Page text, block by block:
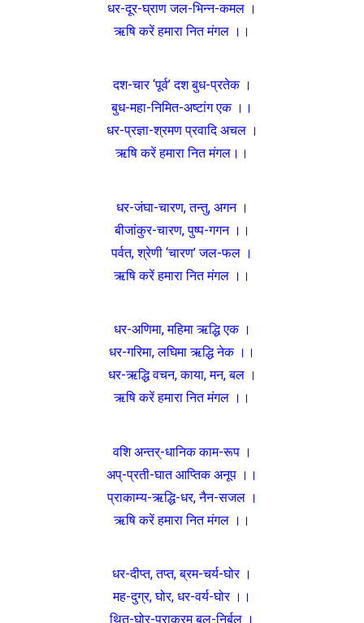
धर-दूर-घ्राण जल-भिन्न-कमल ।
ऋषि करें हमारा नित मंगल ।।
दश-चार ‘पूर्व’ दश बुध-प्रतेक ।
बुध-महा-निमित-अष्टांग एक ।।
धर-प्रज्ञा-श्रमण प्रवादि अचल ।
ऋषि करें हमारा नित मंगल।।
धर-जंघा-चारण, तन्तु, अगन ।
बीजांकुर-चारण, पुष्प-गगन ।।
पर्वत, श्रेणी ‘चारण’ जल-फल ।
ऋषि करें हमारा नित मंगल ।।
धर-अणिमा, महिमा ऋद्धि एक ।
धर-गरिमा, लघिमा ऋद्धि नेक ।।
धर-ऋद्धि वचन, काया, मन, बल ।
ऋषि करें हमारा नित मंगल ।।
वशि अन्तर्-धानिक काम-रूप ।
अप्-प्रती-घात आप्तिक अनूप ।।
प्राकाम्य-ऋद्धि-धर, नैन-सजल ।
ऋषि करें हमारा नित मंगल ।।
धर-दीप्त, तप्त, ब्रम-चर्य-घोर ।
मह-दुग्र, घोर, धर-वर्य-घोर ।।
थित-घोर-पराक्रम बल-निर्बल ।